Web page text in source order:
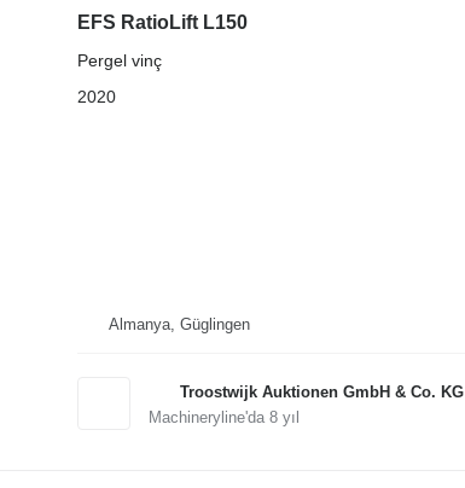
EFS RatioLift L150
Pergel vinç
2020
Almanya, Güglingen
Troostwijk Auktionen GmbH & Co. KG
Machineryline'da 8yıl